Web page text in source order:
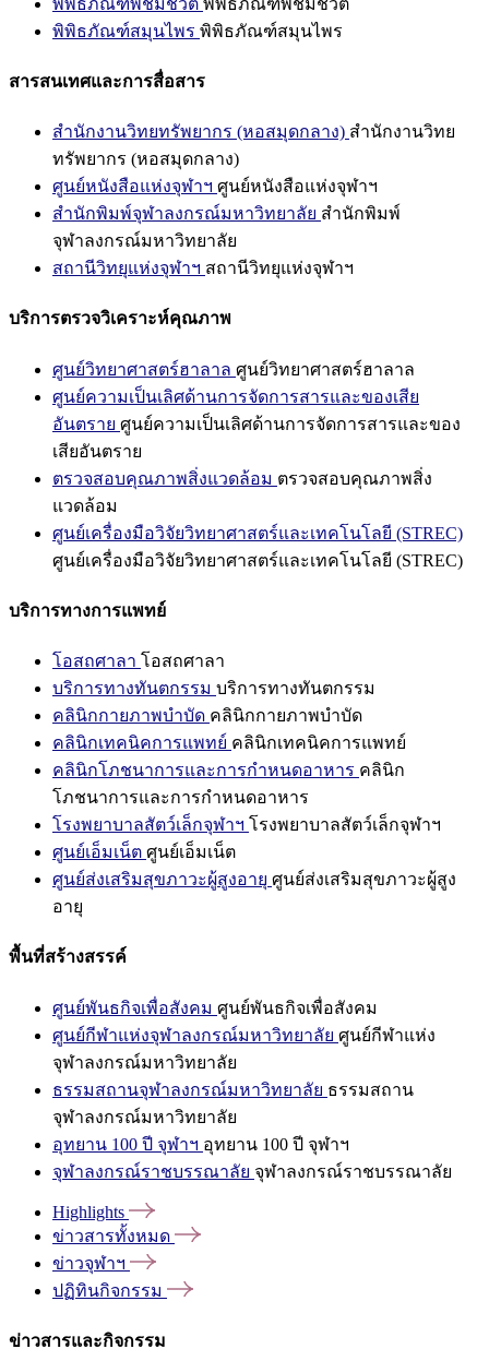
พิพิธภัณฑ์สมุนไพร พิพิธภัณฑ์สมุนไพร
สารสนเทศและการสื่อสาร
สำนักงานวิทยทรัพยากร (หอสมุดกลาง) สำนักงานวิทย
ทรัพยากร (หอสมุดกลาง)
ศูนย์หนังสือแห่งจุฬาฯ ศูนย์หนังสือแห่งจุฬาฯ
สำนักพิมพ์จุฬาลงกรณ์มหาวิทยาลัย สำนักพิมพ์
จุฬาลงกรณ์มหาวิทยาลัย
สถานีวิทยุแห่งจุฬาฯ สถานีวิทยุแห่งจุฬาฯ
บริการตรวจวิเคราะห์คุณภาพ
ศูนย์วิทยาศาสตร์ฮาลาล ศูนย์วิทยาศาสตร์ฮาลาล
ศูนย์ความเป็นเลิศด้านการจัดการสารและของเสีย
อันตราย ศูนย์ความเป็นเลิศด้านการจัดการสารและของ
เสียอันตราย
ตรวจสอบคุณภาพสิ่งแวดล้อม ตรวจสอบคุณภาพสิ่ง
แวดล้อม
ศูนย์เครื่องมือวิจัยวิทยาศาสตร์และเทคโนโลยี (STREC)
ศูนย์เครื่องมือวิจัยวิทยาศาสตร์และเทคโนโลยี (STREC)
บริการทางการแพทย์
โอสถศาลา โอสถศาลา
บริการทางทันตกรรม บริการทางทันตกรรม
คลินิกกายภาพบำบัด คลินิกกายภาพบำบัด
คลินิกเทคนิคการแพทย์ คลินิกเทคนิคการแพทย์
คลินิกโภชนาการและการกำหนดอาหาร คลินิก
โภชนาการและการกำหนดอาหาร
โรงพยาบาลสัตว์เล็กจุฬาฯ โรงพยาบาลสัตว์เล็กจุฬาฯ
ศูนย์เอ็มเน็ต ศูนย์เอ็มเน็ต
ศูนย์ส่งเสริมสุขภาวะผู้สูงอายุ ศูนย์ส่งเสริมสุขภาวะผู้สูง
อายุ
พื้นที่สร้างสรรค์
ศูนย์พันธกิจเพื่อสังคม ศูนย์พันธกิจเพื่อสังคม
ศูนย์กีฬาแห่งจุฬาลงกรณ์มหาวิทยาลัย ศูนย์กีฬาแห่ง
จุฬาลงกรณ์มหาวิทยาลัย
ธรรมสถานจุฬาลงกรณ์มหาวิทยาลัย ธรรมสถาน
จุฬาลงกรณ์มหาวิทยาลัย
อุทยาน 100 ปี จุฬาฯ อุทยาน 100 ปี จุฬาฯ
จุฬาลงกรณ์ราชบรรณาลัย จุฬาลงกรณ์ราชบรรณาลัย
Highlights
ข่าวสารทั้งหมด
ข่าวจุฬาฯ
ปฏิทินกิจกรรม
ข่าวสารและกิจกรรม